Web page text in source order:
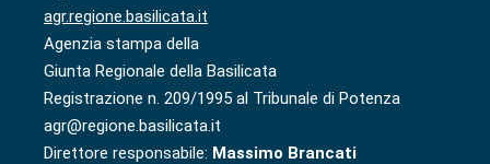
agr.regione.basilicata.it
Agenzia stampa della
Giunta Regionale della Basilicata
Registrazione n. 209/1995 al Tribunale di Potenza
agr@regione.basilicata.it
Direttore responsabile: Massimo Brancati